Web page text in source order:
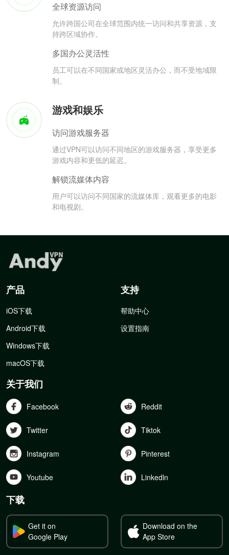
全球资源访问
允许跨国公司在全球范围内统一访问和共享资源，支
持跨区域协作。
多国办公灵活性
员工可以在不同国家或地区灵活办公，而不受地域限
制。
游戏和娱乐
访问游戏服务器
通过VPN可以访问不同地区的游戏服务器，享受更多
游戏内容和更低的延迟。
解锁流媒体内容
用户可以访问不同国家的流媒体库，观看更多的电影
和电视剧。
产品
iOS下载
Android下载
Windows下载
macOS下载
支持
帮助中心
设置指南
关于我们
Facebook Reddit
Twitter Tiktok
Instagram Pinterest
Youtube Linkedln
下载
Get it on
Google Play
Download on the
App Store